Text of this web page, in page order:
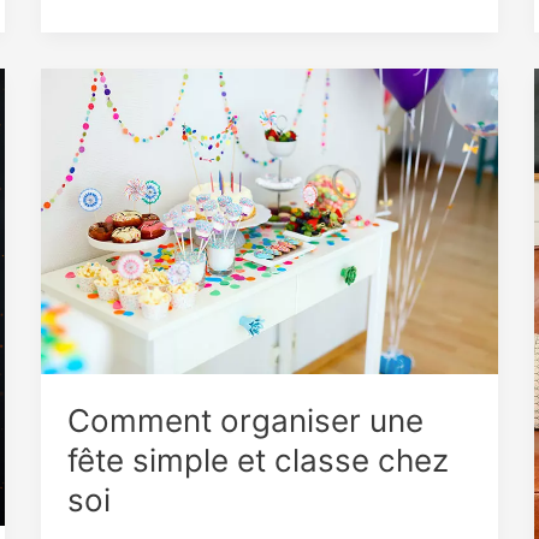
dans
son
Portefeuille
pour
Attirer
l’Argent
et
la
Richesse
Comment organiser une
fête simple et classe chez
soi